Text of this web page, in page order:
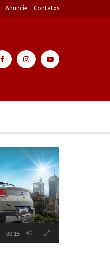
Anuncie Contatos
00:15